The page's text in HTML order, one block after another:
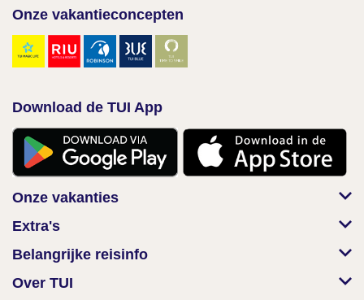
Onze vakantieconcepten
Download de TUI App
Onze vakanties
Extra's
Belangrijke reisinfo
Over TUI